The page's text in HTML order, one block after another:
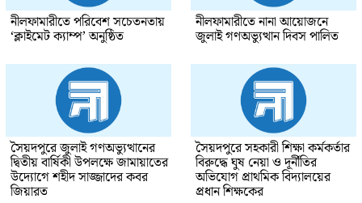
নীলফামারীতে পরিবেশ সচেতনতায়
‘ক্লাইমেট ক্যাম্প’ অনুষ্ঠিত
নীলফামারীতে নানা আয়োজনে
জুলাই গণঅভ্যুত্থান দিবস পালিত
সৈয়দপুরে জুলাই গণঅভ্যুত্থানের
দ্বিতীয় বার্ষিকী উপলক্ষে জামায়াতের
উদ্যোগে শহীদ সাজ্জাদের কবর
জিয়ারত
সৈয়দপুরে সহকারী শিক্ষা কর্মকর্তার
বিরুদ্ধে ঘুষ নেয়া ও দূর্নীতির
অভিযোগ প্রাথমিক বিদ্যালয়ের
প্রধান শিক্ষকের